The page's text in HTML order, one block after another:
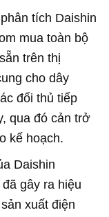
tích Daishin
mua toàn bộ
trên thị
cho dây
đối thủ tiếp
qua đó cản trở
kế hoạch.
Daishin
gây ra hiệu
xuất điện